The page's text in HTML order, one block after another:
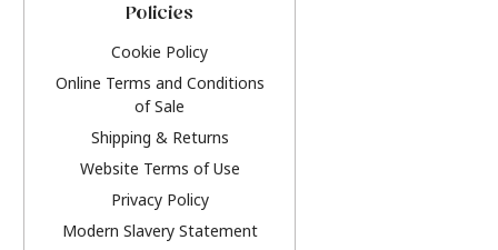
Policies
Cookie Policy
Online Terms and Conditions
of Sale
Shipping & Returns
Website Terms of Use
Privacy Policy
Modern Slavery Statement